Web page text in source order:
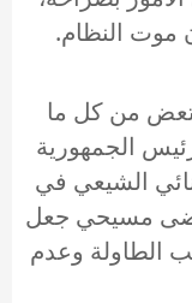
موت النظام.
من كل ما
الجمهورية
الشيعي في
مسيحي جعل
الطاولة وعدم